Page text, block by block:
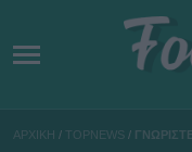
ΑΡΧΙΚΗ / TOPNEWS /